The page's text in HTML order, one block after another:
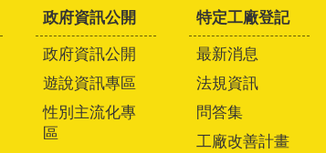
政府資訊公開
政府資訊公開
遊說資訊專區
性別主流化專
區
特定工廠登記
最新消息
法規資訊
問答集
工廠改善計畫